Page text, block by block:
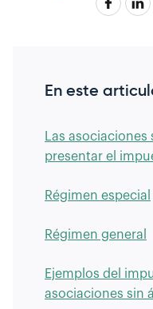
En este
Las
presentar el
Régimen especial
Régimen general
Ejemplos del
asociaciones sin